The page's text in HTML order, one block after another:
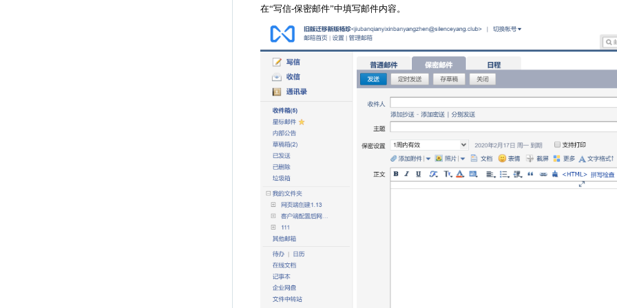
在“写信-保密邮件”中填写邮件内容。